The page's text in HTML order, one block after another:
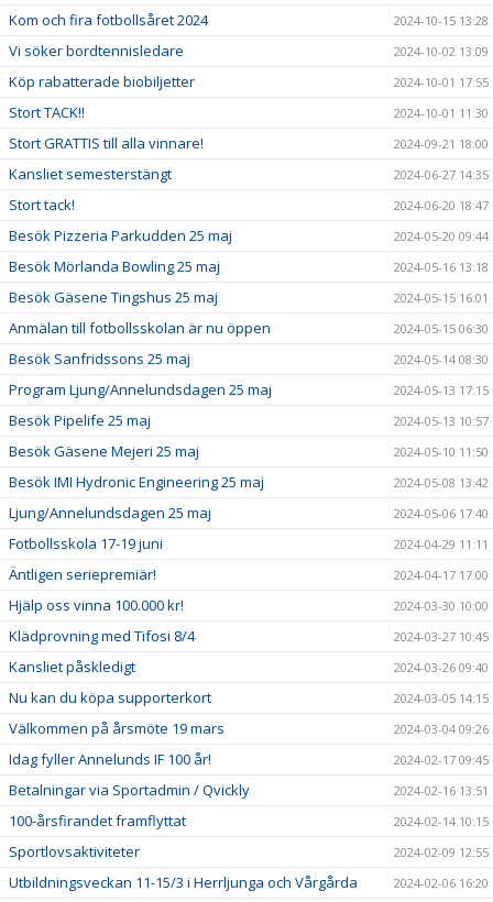
Kom och fira fotbollsåret 2024 2024-10-15 13:28
Vi söker bordtennisledare 2024-10-02 13:09
Köp rabatterade biobiljetter 2024-10-01 17:55
Stort TACK!! 2024-10-01 11:30
Stort GRATTIS till alla vinnare! 2024-09-21 18:00
Kansliet semesterstängt 2024-06-27 14:35
Stort tack! 2024-06-20 18:47
Besök Pizzeria Parkudden 25 maj 2024-05-20 09:44
Besök Mörlanda Bowling 25 maj 2024-05-16 13:18
Besök Gäsene Tingshus 25 maj 2024-05-15 16:01
Anmälan till fotbollsskolan är nu öppen 2024-05-15 06:30
Besök Sanfridssons 25 maj 2024-05-14 08:30
Program Ljung/Annelundsdagen 25 maj 2024-05-13 17:15
Besök Pipelife 25 maj 2024-05-13 10:57
Besök Gäsene Mejeri 25 maj 2024-05-10 11:50
Besök IMI Hydronic Engineering 25 maj 2024-05-08 13:42
Ljung/Annelundsdagen 25 maj 2024-05-06 17:40
Fotbollsskola 17-19 juni 2024-04-29 11:11
Äntligen seriepremiär! 2024-04-17 17:00
Hjälp oss vinna 100.000 kr! 2024-03-30 10:00
Klädprovning med Tifosi 8/4 2024-03-27 10:45
Kansliet påskledigt 2024-03-26 09:40
Nu kan du köpa supporterkort 2024-03-05 14:15
Välkommen på årsmöte 19 mars 2024-03-04 09:26
Idag fyller Annelunds IF 100 år! 2024-02-17 09:45
Betalningar via Sportadmin / Qvickly 2024-02-16 13:51
100-årsfirandet framflyttat 2024-02-14 10:15
Sportlovsaktiviteter 2024-02-09 12:55
Utbildningsveckan 11-15/3 i Herrljunga och Vårgårda 2024-02-06 16:20